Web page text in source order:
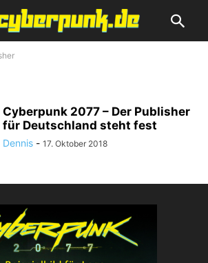
Cyberpunk 2077 – Der Publisher
für Deutschland steht fest
Dennis - 17. Oktober 2018